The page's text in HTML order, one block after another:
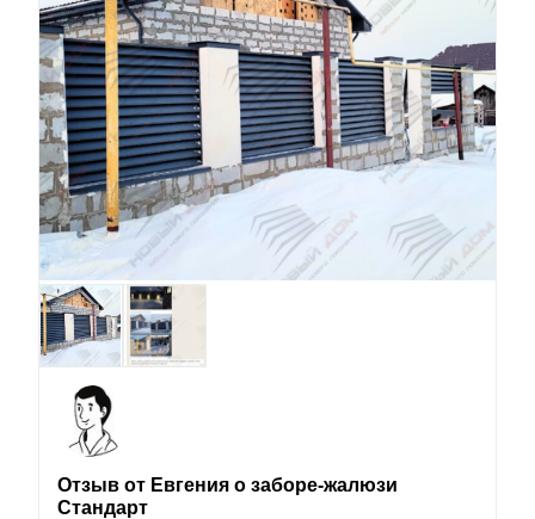
Отзыв от Евгения о заборе-жалюзи
Стандарт